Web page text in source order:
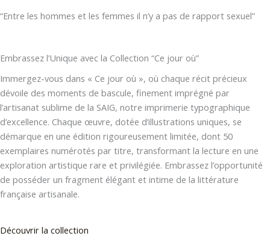
“Entre les hommes et les femmes il n’y a pas de rapport sexuel”
Embrassez l’Unique avec la Collection “Ce jour où”
Immergez-vous dans « Ce jour où », où chaque récit précieux
dévoile des moments de bascule, finement imprégné par
l’artisanat sublime de la SAIG, notre imprimerie typographique
d’excellence. Chaque œuvre, dotée d’illustrations uniques, se
démarque en une édition rigoureusement limitée, dont 50
exemplaires numérotés par titre, transformant la lecture en une
exploration artistique rare et privilégiée. Embrassez l’opportunité
de posséder un fragment élégant et intime de la littérature
française artisanale.
Découvrir la collection